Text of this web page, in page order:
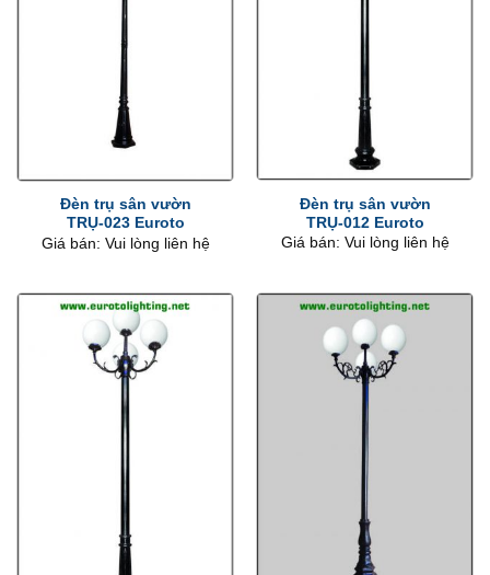
Đèn trụ sân vườn
TRỤ-023 Euroto
Giá bán: Vui lòng liên hệ
Đèn trụ sân vườn
TRỤ-012 Euroto
Giá bán: Vui lòng liên hệ